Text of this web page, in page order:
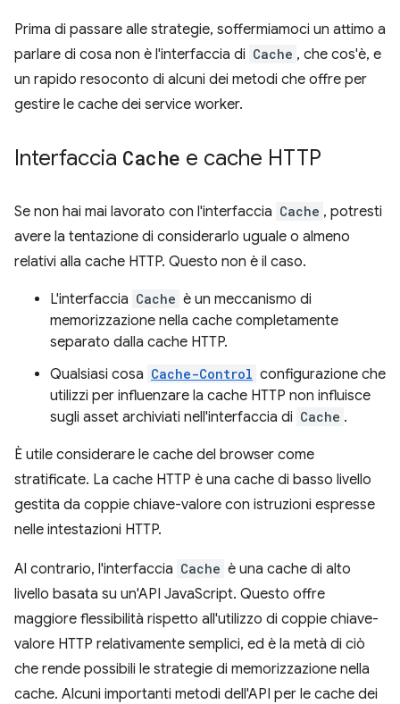
Prima di passare alle strategie, soffermiamoci un attimo a
parlare di cosa non è l'interfaccia di Cache , che cos'è, e
un rapido resoconto di alcuni dei metodi che offre per
gestire le cache dei service worker.
Interfaccia Cache e cache HTTP
Se non hai mai lavorato con l'interfaccia Cache , potresti
avere la tentazione di considerarlo uguale o almeno
relativi alla cache HTTP. Questo non è il caso.
L'interfaccia Cache è un meccanismo di
memorizzazione nella cache completamente
separato dalla cache HTTP.
Qualsiasi cosa Cache-Control configurazione che
utilizzi per influenzare la cache HTTP non influisce
sugli asset archiviati nell'interfaccia di Cache .
È utile considerare le cache del browser come
stratificate. La cache HTTP è una cache di basso livello
gestita da coppie chiave-valore con istruzioni espresse
nelle intestazioni HTTP.
Al contrario, l'interfaccia Cache è una cache di alto
livello basata su un'API JavaScript. Questo offre
maggiore flessibilità rispetto all'utilizzo di coppie chiave-
valore HTTP relativamente semplici, ed è la metà di ciò
che rende possibili le strategie di memorizzazione nella
cache. Alcuni importanti metodi dell'API per le cache dei